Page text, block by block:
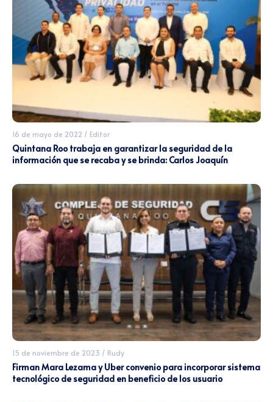
16 de mayo de 2022 / Editor
Quintana Roo trabaja en garantizar la seguridad de la
información que se recaba y se brinda: Carlos Joaquín
15 de noviembre de 2023 / Rudy
Firman Mara Lezama y Uber convenio para incorporar sistema
tecnológico de seguridad en beneficio de los usuario